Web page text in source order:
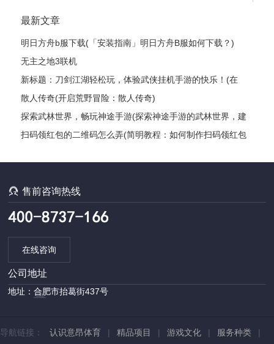
最新文章
明日方舟b服下载(「安装指南」明日方舟B服如何下载？)
无主之地3联机
新标题：刀剑江湖轻松玩，体验武侠挂机手游的快乐！(在
《刀剑江湖》中尽情畅游，感受武侠世界的奥秘！)
散人传奇(开启荒野冒险：散人传奇)
探索武林世界，畅玩神途手游(探索神途手游的武林世界，建
立你的传奇故事)
扫码领红包的二维码怎么弄(简明教程：如何制作扫码领红包
售前咨询热线
在线咨询
公司地址
地址：合肥市抬葛街437号
导航链接： 认识意昂体育 | 精品项目 | 游戏文化 | 服务种类 |